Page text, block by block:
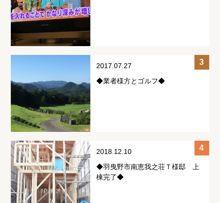
2017.07.27
◆業者様方とゴルフ◆
2018.12.10
◆羽曳野市南恵我之荘Ｔ様邸 上
棟完了◆